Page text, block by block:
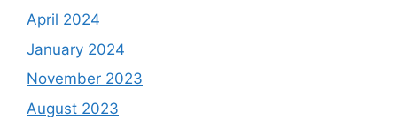
April 2024
January 2024
November 2023
August 2023